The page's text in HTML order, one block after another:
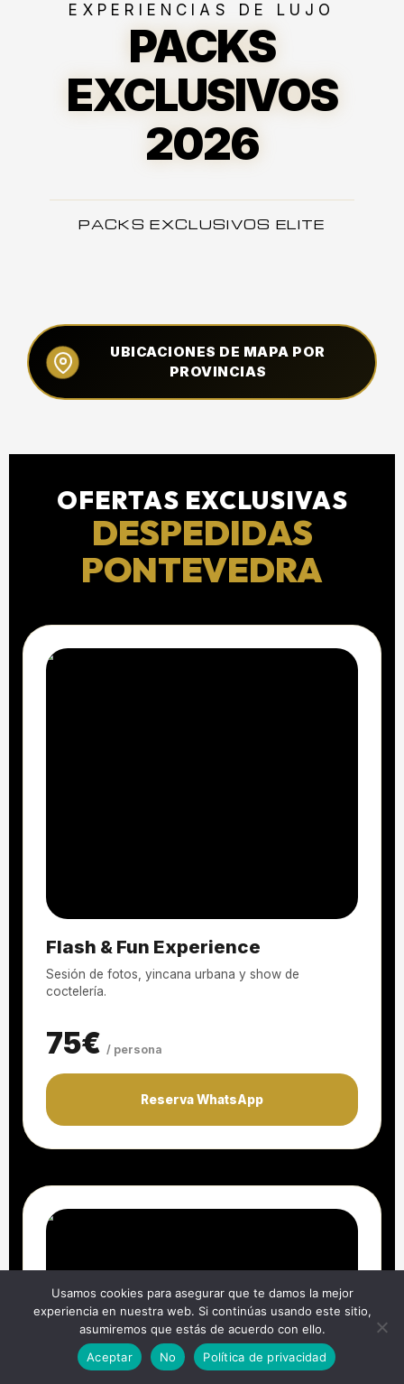
EXPERIENCIAS DE LUJO
PACKS
EXCLUSIVOS
2026
PACKS EXCLUSIVOS ELITE
UBICACIONES DE MAPA POR
PROVINCIAS
OFERTAS EXCLUSIVAS
DESPEDIDAS
PONTEVEDRA
Flash & Fun Experience
Sesión de fotos, yincana urbana y show de
coctelería.
75€ / persona
Reserva WhatsApp
Usamos cookies para asegurar que te damos la mejor
experiencia en nuestra web. Si continúas usando este sitio,
asumiremos que estás de acuerdo con ello.
Aceptar
No Política de privacidad